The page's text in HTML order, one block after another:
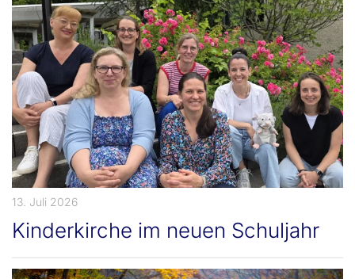
13. Juli 2026
Kinderkirche im neuen Schuljahr